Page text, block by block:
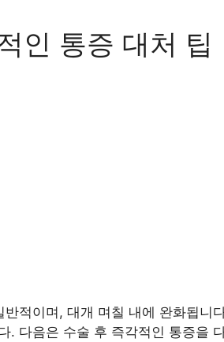
인 통증 대처 팁
적이며, 대개 며칠 내에 완화됩니
. 다음은 수술 후 즉각적인 통증을